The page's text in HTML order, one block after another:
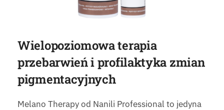
Wielopoziomowa terapia
przebarwień i profilaktyka zmian
pigmentacyjnych
Melano Therapy od Nanili Professional to jedyna